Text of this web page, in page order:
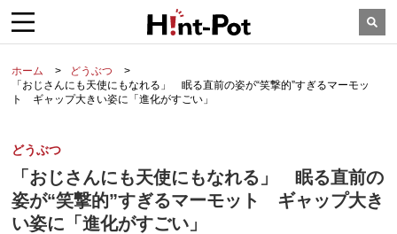
ホーム
どうぶつ
「おじさんにも天使にもなれる」 眠る直前の姿が“笑撃的”すぎるマーモッ
ト ギャップ大きい姿に「進化がすごい」
どうぶつ
「おじさんにも天使にもなれる」 眠る直前の
姿が“笑撃的”すぎるマーモット ギャップ大き
い姿に「進化がすごい」